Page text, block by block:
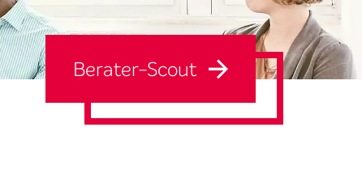
Berater-Scout